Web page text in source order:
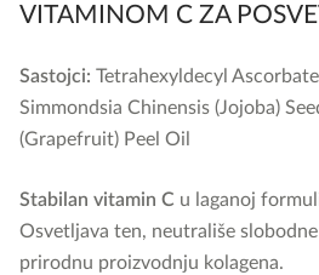
VITAMINOM C ZA
Sastojci: Tetrahexyldecyl
Simmondsia Chinensis (Jojoba)
(Grapefruit) Peel Oil
Stabilan vitamin C u laganoj
Osvetljava ten, neutrališe
prirodnu proizvodnju kolagena.